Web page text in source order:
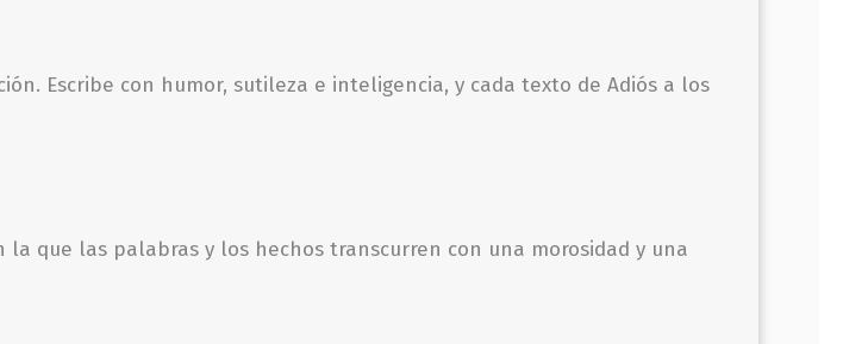
Escribe con humor, sutileza e inteligencia, y cada texto de Adiós a los
que las palabras y los hechos transcurren con una morosidad y una